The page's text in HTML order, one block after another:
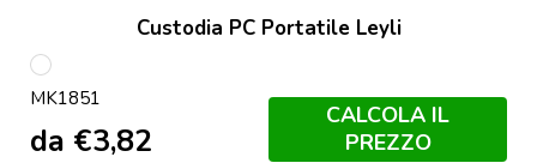
Custodia PC Portatile Leyli
S/C
MK1851
da €3,82
CALCOLA IL
PREZZO